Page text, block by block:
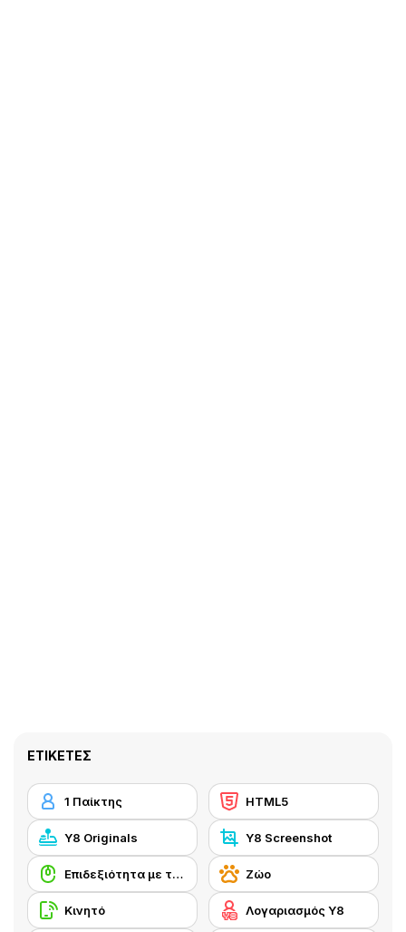
ΕΤΙΚΈΤΕΣ
1 Παίκτης HTML5
Y8 Originals Y8 Screenshot
Επιδεξιότητα με το ποντίκι Ζώο
Κινητό Λογαριασμός Y8